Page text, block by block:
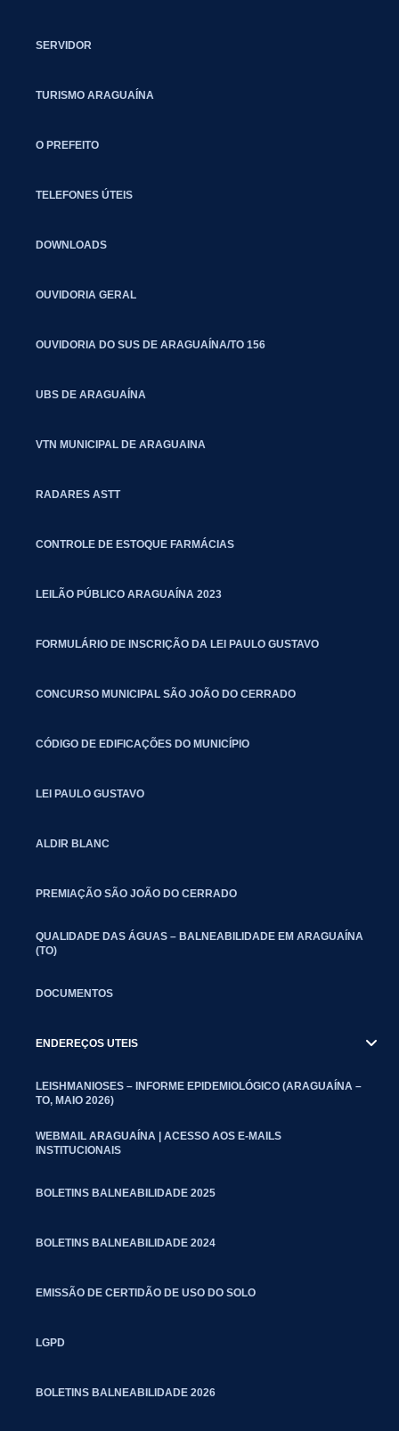
SERVIDOR
TURISMO ARAGUAÍNA
O PREFEITO
TELEFONES ÚTEIS
DOWNLOADS
OUVIDORIA GERAL
OUVIDORIA DO SUS DE ARAGUAÍNA/TO 156
UBS DE ARAGUAÍNA
VTN MUNICIPAL DE ARAGUAINA
RADARES ASTT
CONTROLE DE ESTOQUE FARMÁCIAS
LEILÃO PÚBLICO ARAGUAÍNA 2023
FORMULÁRIO DE INSCRIÇÃO DA LEI PAULO GUSTAVO
CONCURSO MUNICIPAL SÃO JOÃO DO CERRADO
CÓDIGO DE EDIFICAÇÕES DO MUNICÍPIO
LEI PAULO GUSTAVO
ALDIR BLANC
PREMIAÇÃO SÃO JOÃO DO CERRADO
QUALIDADE DAS ÁGUAS – BALNEABILIDADE EM ARAGUAÍNA
(TO)
DOCUMENTOS
ENDEREÇOS UTEIS
LEISHMANIOSES – INFORME EPIDEMIOLÓGICO (ARAGUAÍNA –
TO, MAIO 2026)
WEBMAIL ARAGUAÍNA | ACESSO AOS E-MAILS
INSTITUCIONAIS
BOLETINS BALNEABILIDADE 2025
BOLETINS BALNEABILIDADE 2024
EMISSÃO DE CERTIDÃO DE USO DO SOLO
LGPD
BOLETINS BALNEABILIDADE 2026